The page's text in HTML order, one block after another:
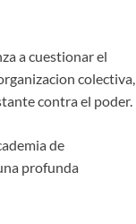
a cuestionar el
colectiva,
contra el poder.
de
profunda